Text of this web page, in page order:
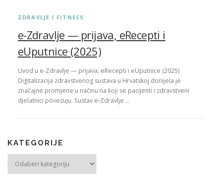
ZDRAVLJE I FITNESS
e-Zdravlje — prijava, eRecepti i
eUputnice (2025)
Uvod u e-Zdravlje — prijava, eRecepti i eUputnice (2025)
Digitalizacija zdravstvenog sustava u Hrvatskoj donijela je
značajne promjene u načinu na koji se pacijenti i zdravstveni
djelatnici povezuju. Sustav e-Zdravlje …
KATEGORIJE